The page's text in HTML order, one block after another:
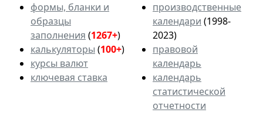
формы, бланки и
образцы
заполнения (1267+)
калькуляторы (100+)
курсы валют
ключевая ставка
производственные
календари (1998-
2023)
правовой
календарь
календарь
статистической
отчетности